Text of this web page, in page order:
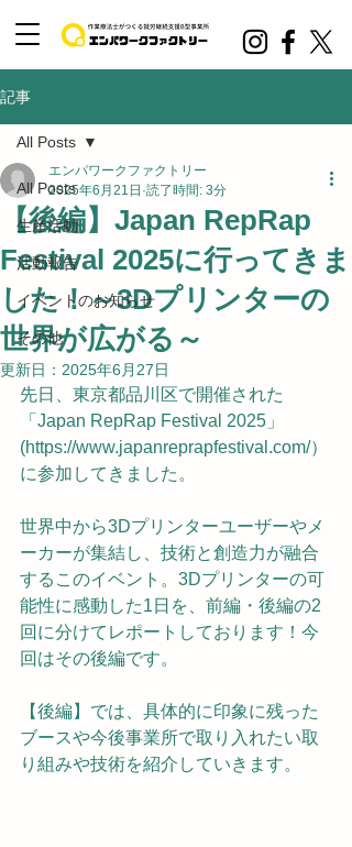
記事
All Posts
生産活動
活動報告
イベントのお知らせ
その他
All Posts
【後編】Japan RepRap
Festival 2025に行ってきま
した！～3Dプリンターの
世界が広がる～
エンパワークファクトリー
2025年6月21日 読了時間: 3分
更新日： 2025年6月27日
先日、東京都品川区で開催された
「Japan RepRap Festival 2025」
(https://www.japanreprapfestival.com/）
に参加してきました。
世界中から3Dプリンターユーザーやメ
ーカーが集結し、技術と創造力が融合
するこのイベント。3Dプリンターの可
能性に感動した1日を、前編・後編の2
回に分けてレポートしております！今
回はその後編です。
【後編】では、具体的に印象に残った
ブースや今後事業所で取り入れたい取
り組みや技術を紹介していきます。